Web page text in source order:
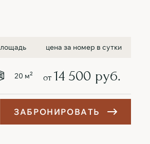
цена за номер в сутки
20 м2 от 14 500 руб.
ЗАБ РОН ИРОВАТЬ